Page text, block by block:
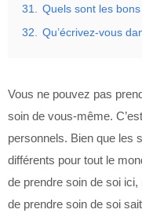
31. Quels sont les
32. Qu’écrivez-vous
Vous ne pouvez pas
soin de vous-même.
personnels. Bien que les
différents pour tout le
de prendre soin de soi
de prendre soin de soi